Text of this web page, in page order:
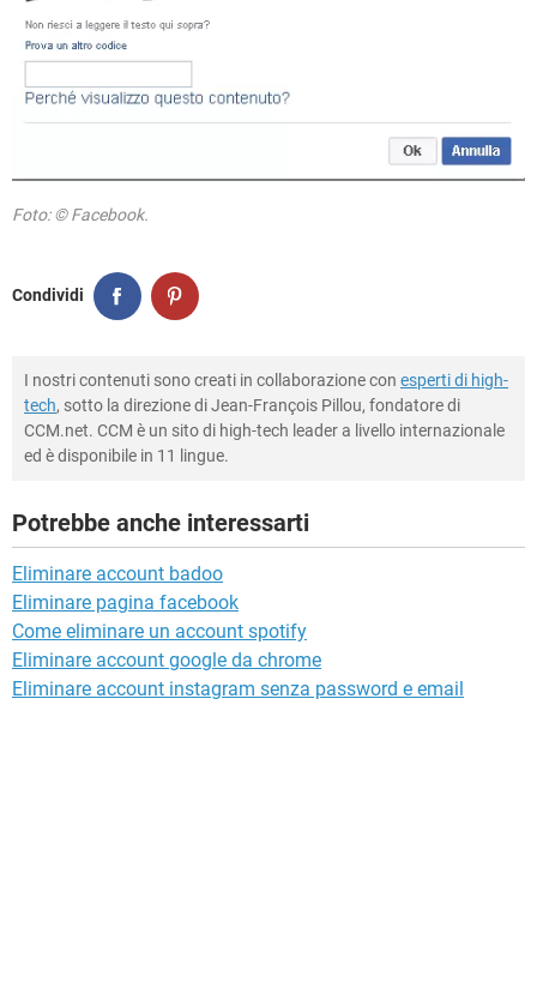
Foto: © Facebook.
Condividi
I nostri contenuti sono creati in collaborazione con esperti di high-
tech, sotto la direzione di Jean-François Pillou, fondatore di
CCM.net. CCM è un sito di high-tech leader a livello internazionale
ed è disponibile in 11 lingue.
Potrebbe anche interessarti
Eliminare account badoo
Eliminare pagina facebook
Come eliminare un account spotify
Eliminare account google da chrome
Eliminare account instagram senza password e email